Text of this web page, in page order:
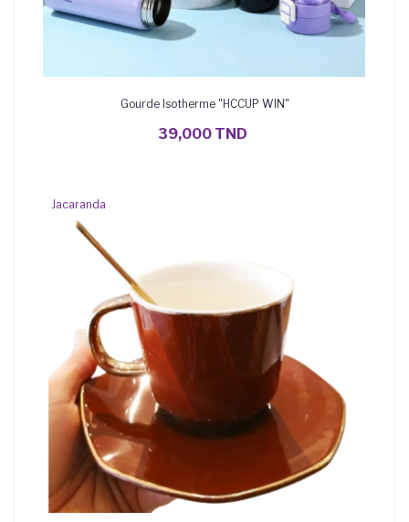
Gourde Isotherme "HCCUP WIN"
39,000 TND
Jacaranda